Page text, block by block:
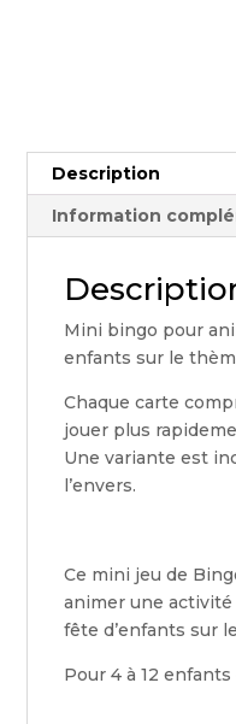
Description
Information
Mini bingo pour
enfants sur le
Chaque carte
jouer plus
Une variante est
l’envers.
Ce mini jeu de
animer une
fête d’enfants sur
Pour 4 à 12 enfants